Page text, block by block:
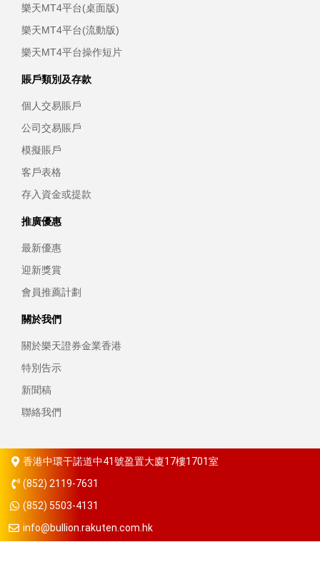
樂天MT4平台(桌面版)
樂天MT4平台(流動版)
樂天MT4平台操作短片
賬戶類別及存款
個人交易賬戶
公司交易賬戶
模擬賬戶
客戶表格
存入資金或提款
推廣優惠
最新優惠
迎新獎賞
會員推薦計劃
關於我們
關於樂天證券金業香港
特別告示
新聞稿
聯絡我們
香港中環干諾道中41號盈置大廈17樓1701室
(852) 2119-7631
(852) 5503-4131
info@bullion.rakuten.com.hk